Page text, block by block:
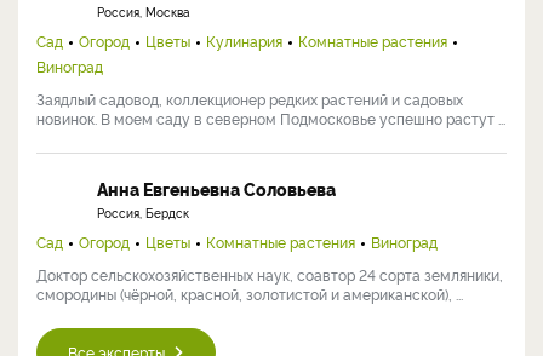
Россия, Москва
Сад Огород Цветы Кулинария
Комнатные растения
Виноград
Заядлый садовод, коллекционер редких растений и садовых
новинок. В моем саду в северном Подмосковье успешно растут ...
Анна Евгеньевна Соловьева
Россия, Бердск
Сад Огород Цветы Комнатные растения
Виноград
Доктор сельскохозяйственных наук, соавтор 24 сорта земляники,
смородины (чёрной, красной, золотистой и американской), ...
Все эксперты